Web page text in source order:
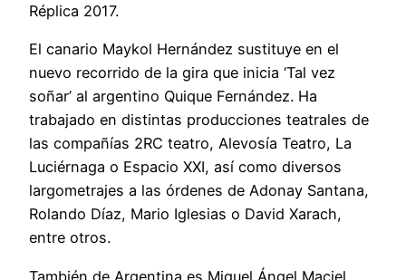
Réplica 2017.
El canario Maykol Hernández sustituye en el
nuevo recorrido de la gira que inicia ‘Tal vez
soñar’ al argentino Quique Fernández. Ha
trabajado en distintas producciones teatrales de
las compañías 2RC teatro, Alevosía Teatro, La
Luciérnaga o Espacio XXI, así como diversos
largometrajes a las órdenes de Adonay Santana,
Rolando Díaz, Mario Iglesias o David Xarach,
entre otros.
También de Argentina es Miguel Ángel Maciel,